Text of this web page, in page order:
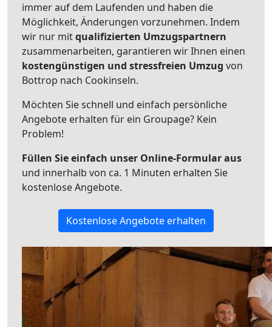
immer auf dem Laufenden und haben die
Möglichkeit, Änderungen vorzunehmen. Indem
wir nur mitqualifizierten Umzugspartnern
zusammenarbeiten, garantieren wir Ihnen einen
kostengünstigen und stressfreien Umzug von
Bottrop nach Cookinseln.
Möchten Sie schnell und einfach persönliche
Angebote erhalten für ein Groupage? Kein
Problem!
Füllen Sie einfach unser Online-Formular aus
und innerhalb von ca. 1 Minuten erhalten Sie
kostenlose Angebote.
Kostenlose Angebote erhalten